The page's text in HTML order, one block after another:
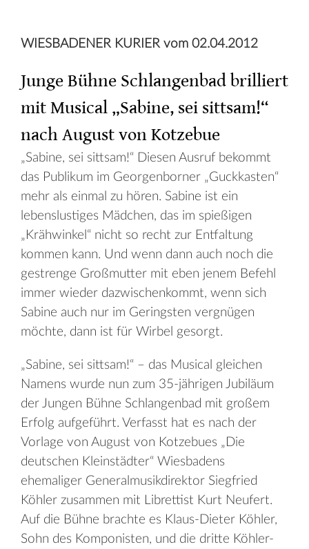
WIESBADENER KURIER vom 02.04.2012
Junge Bühne Schlangenbad brilliert
mit Musical „Sabine, sei sittsam!“
nach August von Kotzebue
„Sabine, sei sittsam!“ Diesen Ausruf bekommt
das Publikum im Georgenborner „Guckkasten“
mehr als einmal zu hören. Sabine ist ein
lebenslustiges Mädchen, das im spießigen
„Krähwinkel“ nicht so recht zur Entfaltung
kommen kann. Und wenn dann auch noch die
gestrenge Großmutter mit eben jenem Befehl
immer wieder dazwischenkommt, wenn sich
Sabine auch nur im Geringsten vergnügen
möchte, dann ist für Wirbel gesorgt.
„Sabine, sei sittsam!“ – das Musical gleichen
Namens wurde nun zum 35-jährigen Jubiläum
der Jungen Bühne Schlangenbad mit großem
Erfolg aufgeführt. Verfasst hat es nach der
Vorlage von August von Kotzebues „Die
deutschen Kleinstädter“ Wiesbadens
ehemaliger Generalmusikdirektor Siegfried
Köhler zusammen mit Librettist Kurt Neufert.
Auf die Bühne brachte es Klaus-Dieter Köhler,
Sohn des Komponisten, und die dritte Köhler-